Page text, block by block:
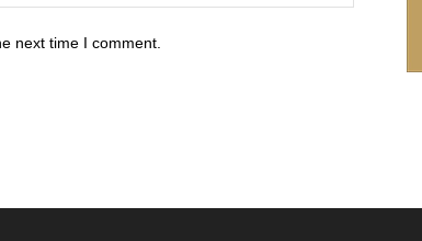
next time I comment.